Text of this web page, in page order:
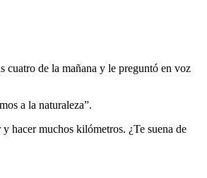
de la mañana y le preguntó en voz
a la naturaleza”.
hacer muchos kilómetros. ¿Te suena de